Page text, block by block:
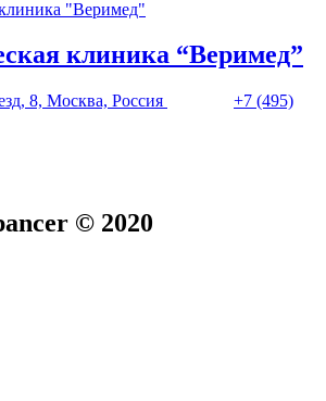
клиника “Веримед”
8, Москва, Россия
+7 (495)
© 2020